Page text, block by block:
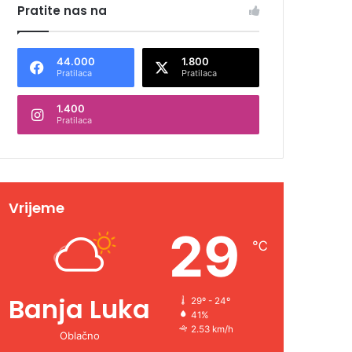
Pratite nas na
44.000
Pratilaca
1.800
Pratilaca
1.400
Pratilaca
Vrijeme
Banja Luka
Oblačno
29 ℃
29º - 24º
41%
2.53 km/h